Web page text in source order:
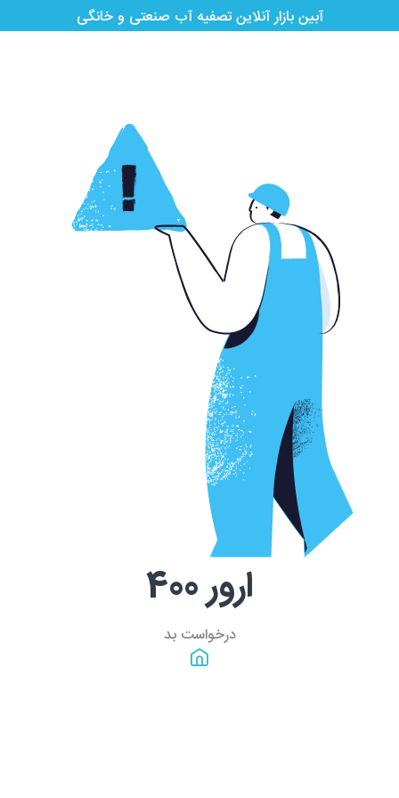
آبین بازار آنلاین تصفیه آب صنعتی و خانگی
ارور400
درخواست بد